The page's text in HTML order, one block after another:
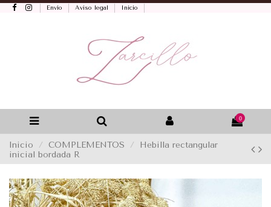
Envío Aviso legal Inicio
0
Inicio COMPLEMENTOS
Hebilla rectangular
inicial bordada R